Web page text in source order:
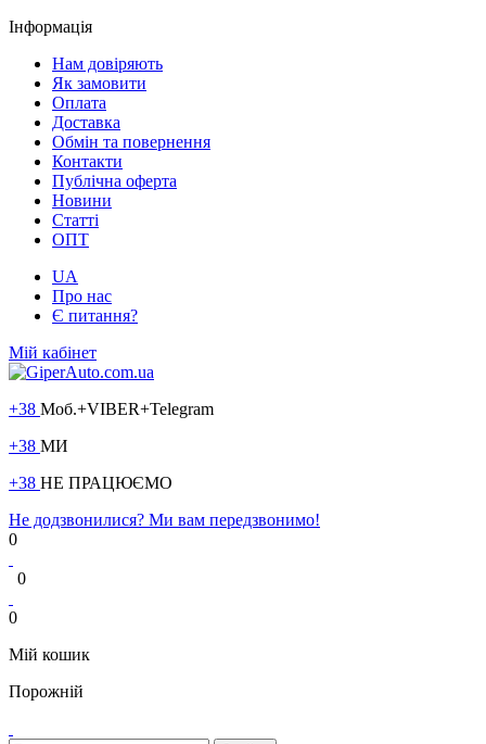
Інформація
Нам довіряють
Як замовити
Оплата
Доставка
Обмін та повернення
Контакти
Публічна оферта
Новини
Статті
ОПТ
UA
Про нас
Є питання?
Мій кабінет
+38 Моб.+VIBER+Telegram
+38 МИ
+38 НЕ ПРАЦЮЄМО
Не додзвонилися? Ми вам передзвонимо!
0
0
0
Мій кошик
Порожній